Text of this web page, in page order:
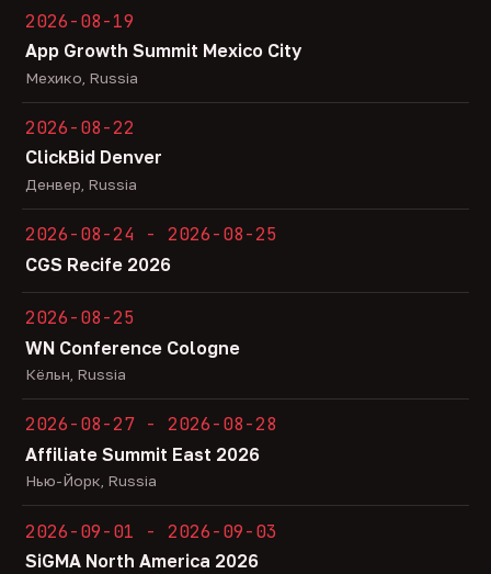
2026-08-19
App Growth Summit Mexico City
Мехико, Russia
2026-08-22
ClickBid Denver
Денвер, Russia
2026-08-24 - 2026-08-25
CGS Recife 2026
2026-08-25
WN Conference Cologne
Кёльн, Russia
2026-08-27 - 2026-08-28
Affiliate Summit East 2026
Нью-Йорк, Russia
2026-09-01 - 2026-09-03
SiGMA North America 2026